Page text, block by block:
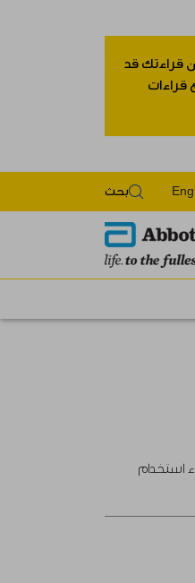
قراءتك قد
قراءات
بحث
استخدام